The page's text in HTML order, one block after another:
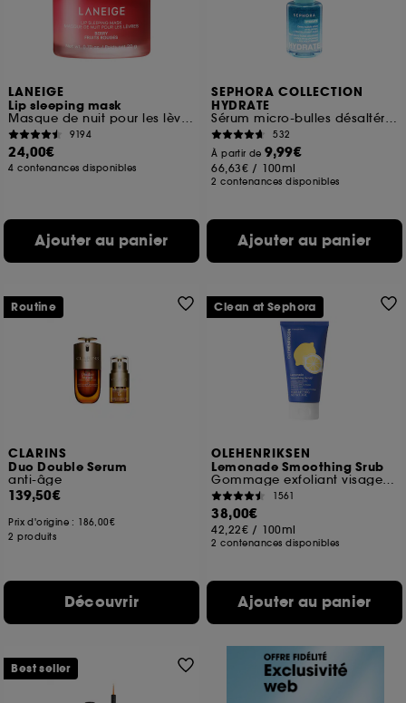
LANEIGE
Lip sleeping mask
Masque de nuit pour les lèvres
9194
24,00€
4 contenances disponibles
Ajouter au panier
SEPHORA COLLECTION
HYDRATE
Sérum micro-bulles désaltérant à l'Acide hyaluronique + polyglutamique
532
À partir de9,99€
66,63€ / 100ml
2 contenances disponibles
Ajouter au panier
CLARINS
Duo Double Serum
anti-âge
139,50€
Prix d'origine : 186,00€
2 produits
Découvrir
Routine
OLEHENRIKSEN
Lemonade Smoothing Srub
Gommage exfoliant visage retexturisant lissant aux AHA
1561
38,00€
42,22€ / 100ml
2 contenances disponibles
Ajouter au panier
Clean at Sephora
Best seller